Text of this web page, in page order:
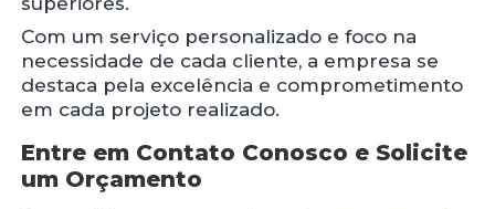
Com um serviço personalizado e foco na
necessidade de cada cliente, a empresa se
destaca pela excelência e comprometimento
em cada projeto realizado.
Entre em Contato Conosco e Solicite
um Orçamento